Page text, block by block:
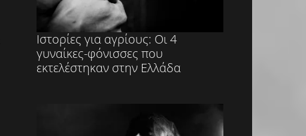
Ιστορίες για αγρίους: Οι 4
γυναίκες-φόνισσες που
εκτελέστηκαν στην Ελλάδα